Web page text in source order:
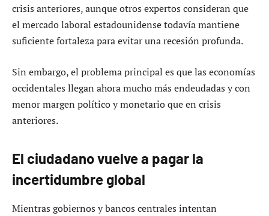
crisis anteriores, aunque otros expertos consideran que
el mercado laboral estadounidense todavía mantiene
suficiente fortaleza para evitar una recesión profunda.
Sin embargo, el problema principal es que las economías
occidentales llegan ahora mucho más endeudadas y con
menor margen político y monetario que en crisis
anteriores.
El ciudadano vuelve a pagar la
incertidumbre global
Mientras gobiernos y bancos centrales intentan